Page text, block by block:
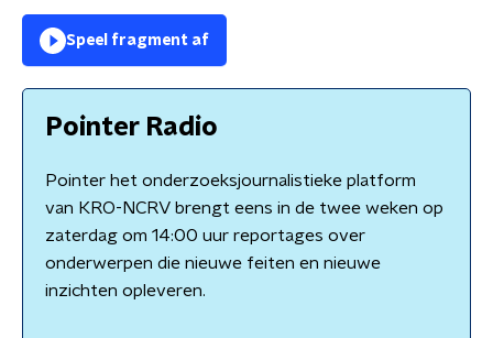
Speel fragment af
Pointer Radio
Pointer het onderzoeksjournalistieke platform
van KRO-NCRV brengt eens in de twee weken op
zaterdag om 14:00 uur reportages over
onderwerpen die nieuwe feiten en nieuwe
inzichten opleveren.